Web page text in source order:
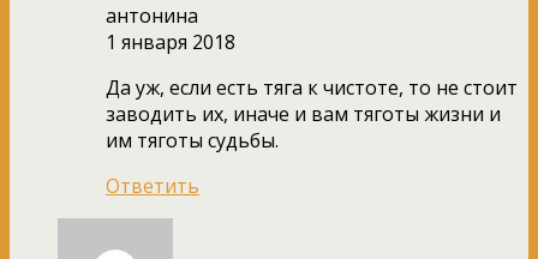
антонина
1 января 2018
Да уж, если есть тяга к чистоте, то не стоит
заводить их, иначе и вам тяготы жизни и
им тяготы судьбы.
Ответить